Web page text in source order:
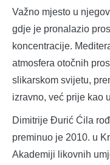
Važno mjesto u
gdje je pronalazio
koncentracije.
atmosfera otočnih
slikarskom svijetu,
izravno, već prije kao
Dimitrije Đurić Ćila
preminuo je 2010. u
Akademiji likovnih